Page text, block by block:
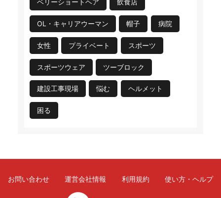
ベリーショートヘア 飲食店
OL・キャリアウーマン 帽子 病院
女性 プライベート スポーツ
スポーツウェア ツーブロック
建設工事現場 悩む ヘルメット
困る
お問い合わせ 運営会社情報 利用規約 使い方・ヘルプ